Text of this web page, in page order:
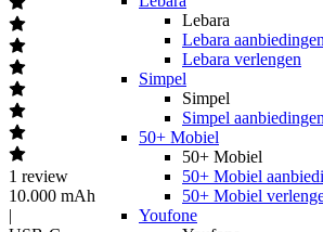
Lebara
Lebara aanbiedingen
Lebara verlengen
Simpel
Simpel
Simpel aanbiedingen
50+ Mobiel
50+ Mobiel
50+ Mobiel
50+ Mobiel
Youfone
1 review
10.000 mAh
|